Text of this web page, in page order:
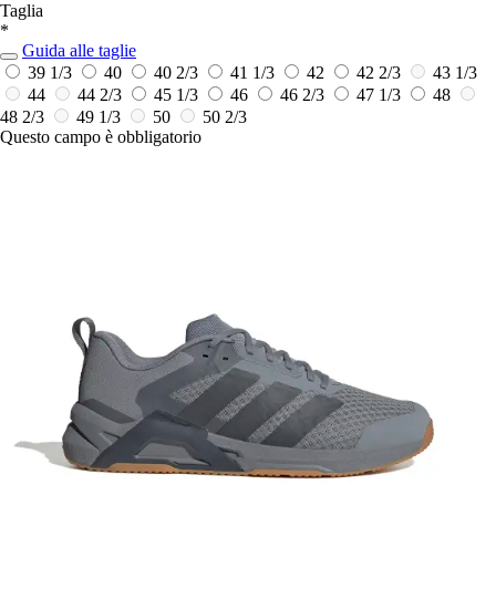
Taglia
*
Guida alle taglie
39 1/3
40 40 2/3 41 1/3 42 42 2/3
43 1/3
44
44 2/3 45 1/3 46 46 2/3 47 1/3
48
48 2/3
49 1/3 50
50 2/3
Questo campo è obbligatorio